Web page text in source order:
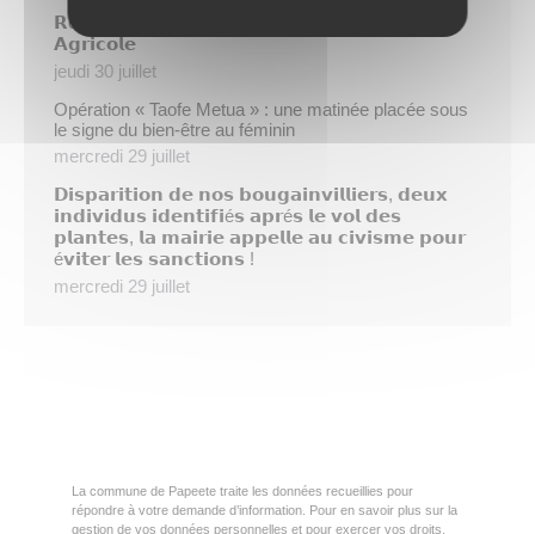
𝗥é𝘂𝗻𝗶𝗼𝗻 𝗱’𝗶𝗻𝗳𝗼𝗿𝗺𝗮𝘁𝗶𝗼𝗻 𝘀𝘂𝗿 𝗹𝗮 𝗳𝗶𝗹𝗶è𝗿𝗲
𝗔𝗴𝗿𝗶𝗰𝗼𝗹𝗲
jeudi 30 juillet
Opération « Taofe Metua » : une matinée placée sous
le signe du bien-être au féminin
mercredi 29 juillet
𝗗𝗶𝘀𝗽𝗮𝗿𝗶𝘁𝗶𝗼𝗻 𝗱𝗲 𝗻𝗼𝘀 𝗯𝗼𝘂𝗴𝗮𝗶𝗻𝘃𝗶𝗹𝗹𝗶𝗲𝗿𝘀, 𝗱𝗲𝘂𝘅
𝗶𝗻𝗱𝗶𝘃𝗶𝗱𝘂𝘀 𝗶𝗱𝗲𝗻𝘁𝗶𝗳𝗶é𝘀 𝗮𝗽𝗿é𝘀 𝗹𝗲 𝘃𝗼𝗹 𝗱𝗲𝘀
𝗽𝗹𝗮𝗻𝘁𝗲𝘀, 𝗹𝗮 𝗺𝗮𝗶𝗿𝗶𝗲 𝗮𝗽𝗽𝗲𝗹𝗹𝗲 𝗮𝘂 𝗰𝗶𝘃𝗶𝘀𝗺𝗲 𝗽𝗼𝘂𝗿
é𝘃𝗶𝘁𝗲𝗿 𝗹𝗲𝘀 𝘀𝗮𝗻𝗰𝘁𝗶𝗼𝗻𝘀 !
mercredi 29 juillet
La commune de Papeete traite les données recueillies pour
répondre à votre demande d’information. Pour en savoir plus sur la
gestion de vos données personnelles et pour exercer vos droits,